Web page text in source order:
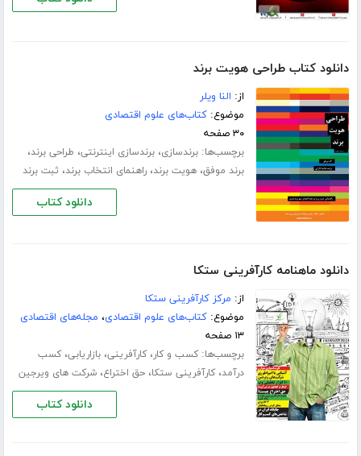
دانلود کتاب طراحی هویت برند
از: النا ویلر
موضوع:کتاب‌های علوم اقتصادی
۳۰ صفحه
برچسب‌ها:برندسازی،برندسازی اینترنتی، طراحی برند،
برند موفق،هویت برند،راهنمای انتخاب برند، ثبت برند
دانلود کتاب
دانلود ماهنامه کارآفرینی ستکا
از: مرکز کارآفرینی ستکا
موضوع:کتاب‌های علوم اقتصادی، مجله‌های اقتصادی
۱۳ صفحه
برچسب‌ها:کسب و کار،کارآفرینی،بازاریابی،کسب
درآمد،کارآفرینی ستکا،حق اختراع،شرکت های ویرجین
دانلود کتاب